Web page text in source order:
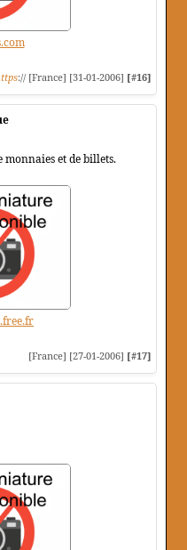
:// [France] [31-01-2006] [#16]
et de billets.
[France] [27-01-2006] [#17]